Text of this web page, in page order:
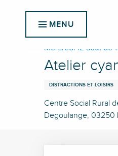
MENU
Accueil Atelier
Mercredi 12 août de
Atelier
DISTRACTIONS ET LOISIRS
Centre Social Rural
Degoulange, 03250